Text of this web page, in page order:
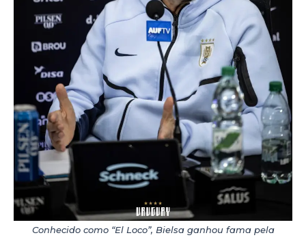
Conhecido como “El Loco”, Bielsa ganhou fama pela